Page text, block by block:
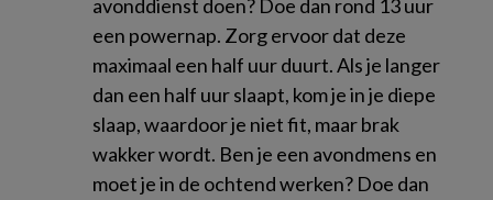
avonddienst doen? Doe dan rond 13 uur
een powernap. Zorg ervoor dat deze
maximaal een half uur duurt. Als je langer
dan een half uur slaapt, kom je in je diepe
slaap, waardoor je niet fit, maar brak
wakker wordt. Ben je een avondmens en
moet je in de ochtend werken? Doe dan